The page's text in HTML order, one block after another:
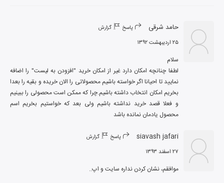
حامد شرقی پاسخ گزارش
۲۵ اردیبهشت ۱۳۹۲
لطفا چنانچه امکان دارد غیر از امکان خرید "افزودن به لیست" را اضافه
نمایید تا احیانا اگر خواسته باشیم محصولاتی را الان خریده و بقیه را بعدا
محصول یادمان نمانده باشد
siavash jafari پاسخ گزارش
۲۷ اسفند ۱۳۹۳
موافقم، نشان کردن نداره سایت و اپ..